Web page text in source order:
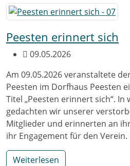
Peesten erinnert sich
09.05.2026
Am 09.05.2026 veranstaltete
Peesten im Dorfhaus Peesten
Titel „Peesten erinnert sich“. In
gedachten wir unserer
Mitglieder und erinnerten an
ihr Engagement für den
Weiterlesen